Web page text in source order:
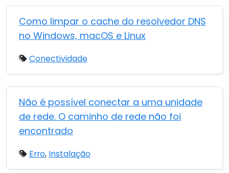
Como limpar o cache do resolvedor DNS
no Windows, macOS e Linux
Conectividade
Não é possível conectar a uma unidade
de rede. O caminho de rede não foi
encontrado
Erro, Instalação